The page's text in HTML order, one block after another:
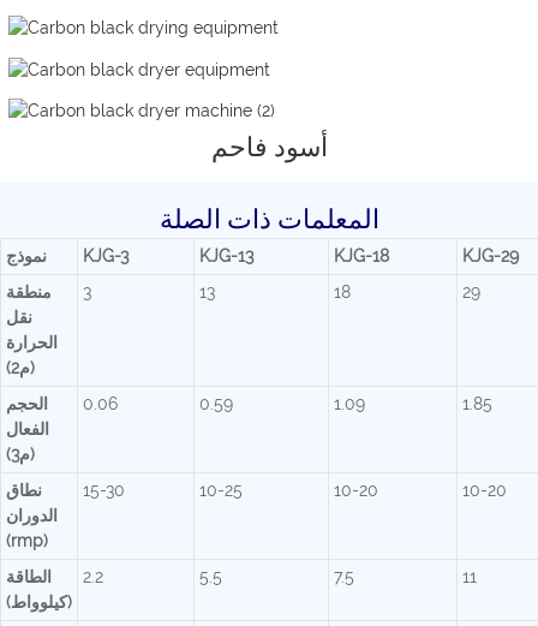
أسود فاحم
المعلمات ذات الصلة
نموذج KJG-3 KJG-13 KJG-18
KJG-29
منطقة
نقل
الحرارة
(م2)
3 13 18 29
الحجم
الفعال
(م3)
0.06 0.59 1.09 1.85
نطاق
الدوران
(rmp)
15-30 10-25 10-20 10-20
الطاقة
(كيلوواط)
2.2 5.5 7.5 11